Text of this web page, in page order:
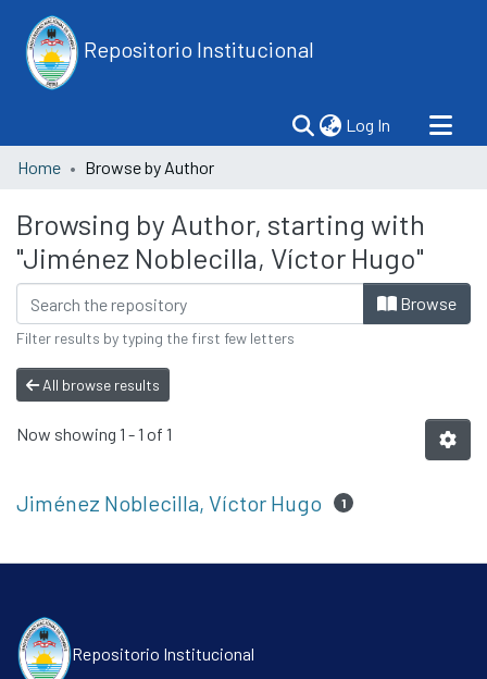
Repositorio Institucional
Log In (current)
Home Browse by Author
Browsing by Author, starting with
"Jiménez Noblecilla, Víctor Hugo"
Browse
Filter results by typing the first few letters
All browse results
Now showing 1 - 1 of 1
Jiménez Noblecilla, Víctor Hugo 1
Repositorio Institucional